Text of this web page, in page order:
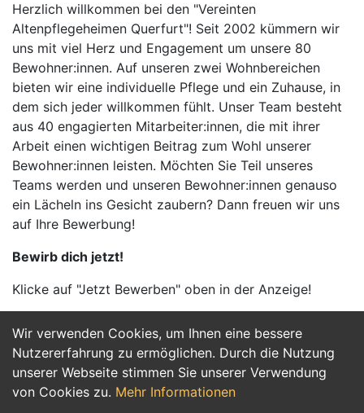
Wir verwenden Cookies, um Ihnen eine bessere
Nutzererfahrung zu ermöglichen. Durch die Nutzung
unserer Webseite stimmen Sie unserer Verwendung
von Cookies zu. Mehr Informationen
Herzlich willkommen bei den "Vereinten
Altenpflegeheimen Querfurt"! Seit 2002 kümmern wir
uns mit viel Herz und Engagement um unsere 80
Bewohner:innen. Auf unseren zwei Wohnbereichen
bieten wir eine individuelle Pflege und ein Zuhause, in
dem sich jeder willkommen fühlt. Unser Team besteht
aus 40 engagierten Mitarbeiter:innen, die mit ihrer
Arbeit einen wichtigen Beitrag zum Wohl unserer
Bewohner:innen leisten. Möchten Sie Teil unseres
Teams werden und unseren Bewohner:innen genauso
ein Lächeln ins Gesicht zaubern? Dann freuen wir uns
auf Ihre Bewerbung!
Bewirb dich jetzt!
Klicke auf "Jetzt Bewerben" oben in der Anzeige!
Jetzt Bewerben